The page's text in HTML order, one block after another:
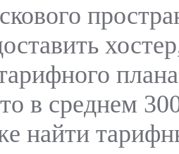
в среднем
найти